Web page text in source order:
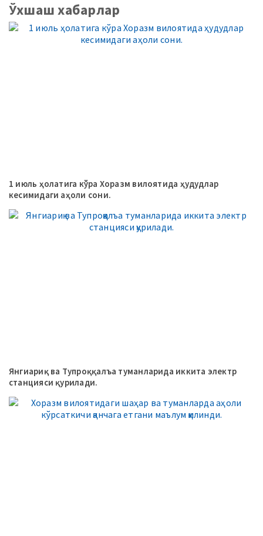
Ўхшаш хабарлар
1 июль ҳолатига кўра Хоразм вилоятида ҳудудлар
кесимидаги аҳоли сони.
Янгиариқ ва Тупроққалъа туманларида иккита электр
станцияси қурилади.